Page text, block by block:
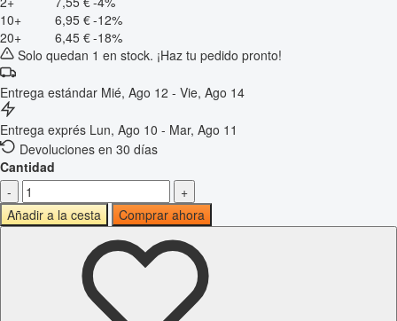
10+
6,95 €-12%
20+
6,45 €-18%
Solo quedan 1 en stock. ¡Haz tu pedido pronto!
Entrega estándar Mié, Ago 12 - Vie, Ago 14
Entrega exprés Lun, Ago 10 - Mar, Ago 11
Devoluciones en 30 días
Cantidad
-
+
Añadir a la cesta
Comprar ahora